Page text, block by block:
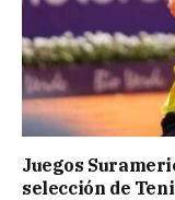
Juegos
selección de